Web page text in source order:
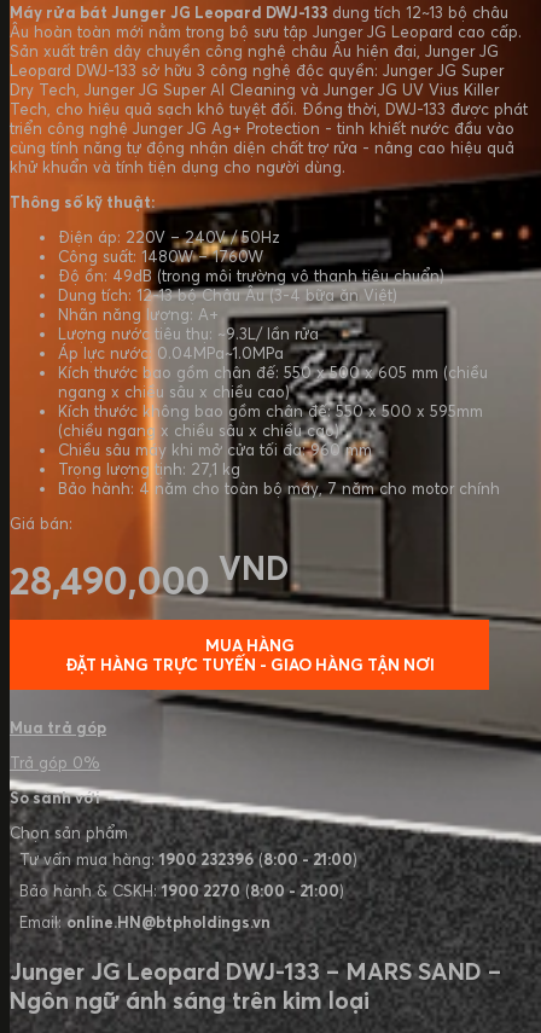
Máy rửa bát Junger JG Leopard DWJ-133 dung tích 12~13 bộ châu
Âu hoàn toàn mới nằm trong bộ sưu tập Junger JG Leopard cao cấp.
Sản xuất trên dây chuyền công nghệ châu Âu hiện đại, Junger JG
Leopard DWJ-133 sở hữu 3 công nghệ độc quyền: Junger JG Super
Dry Tech, Junger JG Super AI Cleaning và Junger JG UV Vius Killer
Tech, cho hiệu quả sạch khô tuyệt đối. Đồng thời, DWJ-133 được phát
triển công nghệ Junger JG Ag+ Protection - tinh khiết nước đầu vào
cùng tính năng tự động nhận diện chất trợ rửa - nâng cao hiệu quả
khử khuẩn và tính tiện dụng cho người dùng.
Thông số kỹ thuật:
Điện áp: 220V – 240V / 50Hz
Công suất: 1480W – 1760W
Độ ồn: 49dB (trong môi trường vô thanh tiêu chuẩn)
Dung tích: 12-13 bộ Châu Âu (3-4 bữa ăn Việt)
Nhãn năng lượng: A+
Lượng nước tiêu thụ: ~9.3L/ lần rửa
Áp lực nước: 0.04MPa~1.0MPa
Kích thước bao gồm chân đế: 550 x 500 x 605 mm (chiều
ngang x chiều sâu x chiều cao)
Kích thước không bao gồm chân đế: 550 x 500 x 595mm
(chiều ngang x chiều sâu x chiều cao)
Chiều sâu máy khi mở cửa tối đa: 960 mm
Trọng lượng tịnh: 27,1 kg
Bảo hành: 4 năm cho toàn bộ máy, 7 năm cho motor chính
Giá bán:
28,490,000 VND
MUA HÀNG
ĐẶT HÀNG TRỰC TUYẾN - GIAO HÀNG TẬN NƠI
Mua trả góp
Trả góp 0%
So sánh với
Chọn sản phẩm
Tư vấn mua hàng:1900 232396(8:00 - 21:00)
Bảo hành & CSKH:1900 2270 (8:00 - 21:00)
Email:online.HN@btpholdings.vn
Junger JG Leopard DWJ-133 – MARS SAND –
Ngôn ngữ ánh sáng trên kim loại